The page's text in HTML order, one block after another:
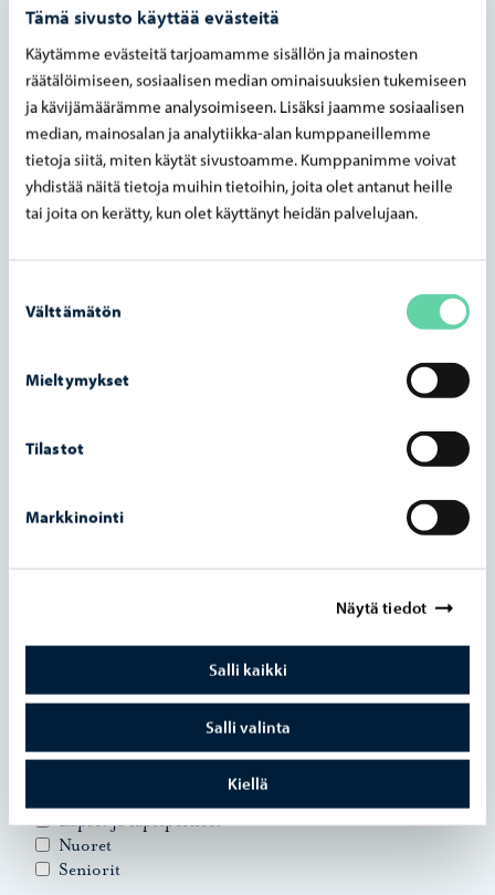
Tämä sivusto käyttää evästeitä
Käytämme evästeitä tarjoamamme sisällön ja mainosten
räätälöimiseen, sosiaalisen median ominaisuuksien tukemiseen
ja kävijämäärämme analysoimiseen. Lisäksi jaamme sosiaalisen
median, mainosalan ja analytiikka-alan kumppaneillemme
tietoja siitä, miten käytät sivustoamme. Kumppanimme voivat
yhdistää näitä tietoja muihin tietoihin, joita olet antanut heille
tai joita on kerätty, kun olet käyttänyt heidän palvelujaan.
valinta
Välttämätön
Mieltymykset
Tilastot
Markkinointi
Näytä tiedot
Salli kaikki
Salli valinta
Kiellä
Linkki suomenkieliseen sivuun
Linkki ruotsinkieliseen sivuun
Linkki englanninkieliseen sivuun
Harrastuksen kategoria
Hyväntekeväisyys ja vapaaehtoistyö
Liikunta
Musiikki
Oleskelu
Harrastuksen kohderyhmä
Lapset ja lapsiperheet
Nuoret
Seniorit